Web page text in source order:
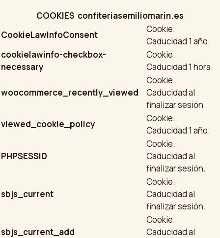
COOKIES confiteriasemiliomarin.es
CookieLawInfoConsent
Cookie.
Caducidad 1 año.
cookielawinfo-checkbox-
necessary
Cookie.
Caducidad 1 hora.
woocommerce_recently_viewed
Cookie.
Caducidad al
finalizar sesión
viewed_cookie_policy
Cookie.
Caducidad 1 año.
PHPSESSID
Cookie.
Caducidad al
finalizar sesión.
sbjs_current
Cookie.
Caducidad al
finalizar sesión..
sbjs_current_add
Cookie.
Caducidad al